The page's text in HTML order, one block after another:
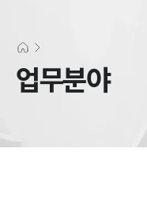
업무분야